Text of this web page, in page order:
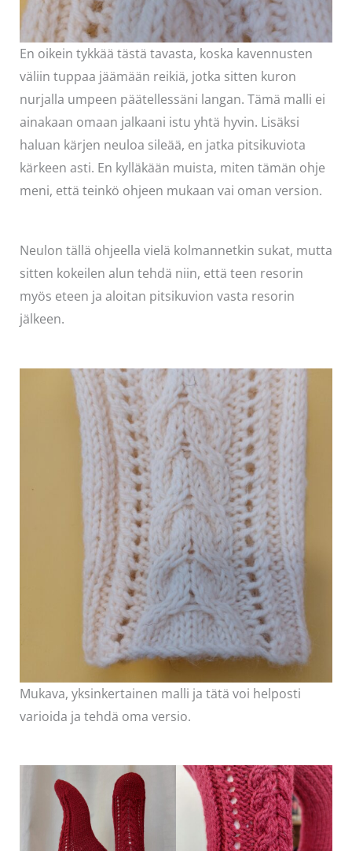
En oikein tykkää tästä tavasta, koska kavennusten
väliin tuppaa jäämään reikiä, jotka sitten kuron
nurjalla umpeen päätellessäni langan. Tämä malli ei
ainakaan omaan jalkaani istu yhtä hyvin. Lisäksi
haluan kärjen neuloa sileää, en jatka pitsikuviota
kärkeen asti. En kylläkään muista, miten tämän ohje
meni, että teinkö ohjeen mukaan vai oman version.
Neulon tällä ohjeella vielä kolmannetkin sukat, mutta
sitten kokeilen alun tehdä niin, että teen resorin
myös eteen ja aloitan pitsikuvion vasta resorin
jälkeen.
Mukava, yksinkertainen malli ja tätä voi helposti
varioida ja tehdä oma versio.